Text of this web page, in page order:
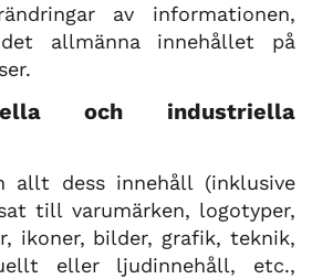
av informationen,
allmänna innehållet på
och industriella
allt dess innehåll (inklusive
till varumärken, logotyper,
ikoner, bilder, grafik, teknik,
eller ljudinnehåll, etc.,